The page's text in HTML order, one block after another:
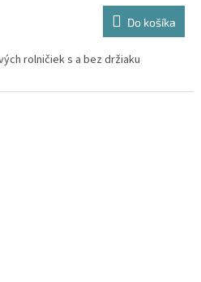
Do košíka
rolničiek s a bez držiaku